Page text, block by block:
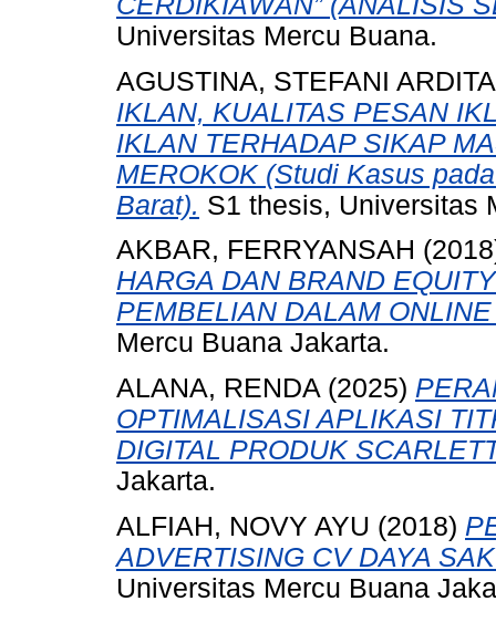
Universitas Mercu Buana.
AGUSTINA, STEFANI ARDITA
IKLAN, KUALITAS PESAN
IKLAN TERHADAP SIKAP
MEROKOK (Studi Kasus
Barat). S1 thesis, Universitas
AKBAR, FERRYANSAH
HARGA DAN BRAND
PEMBELIAN DALAM
Mercu Buana Jakarta.
ALANA, RENDA (2025)
OPTIMALISASI APLIKASI
DIGITAL PRODUK
Jakarta.
ALFIAH, NOVY AYU (2018)
ADVERTISING CV DAYA
Universitas Mercu Buana